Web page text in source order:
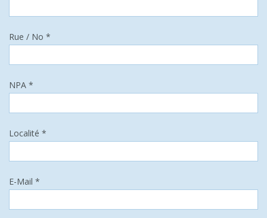
Rue / No *
NPA *
Localité *
E-Mail *